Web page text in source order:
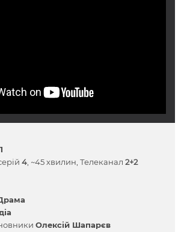
1
4 , ~45 хвилин, Телеканал 2+2
Олексій Шапарєв